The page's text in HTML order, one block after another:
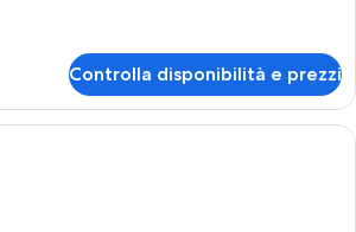
Controlla disponibilità e prezzi
Una camera d'albergo con due letti,